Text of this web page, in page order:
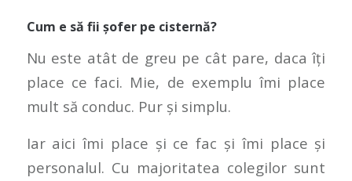
Cum e să fii șofer pe cisternă?
Nu este atât de greu pe cât pare, daca îți
place ce faci. Mie, de exemplu îmi place
mult să conduc. Pur și simplu.
Iar aici îmi place și ce fac și îmi place și
personalul. Cu majoritatea colegilor sunt